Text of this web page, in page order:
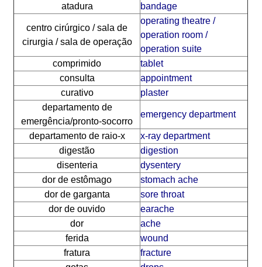
atadura
bandage
centro cirúrgico / sala de
cirurgia / sala de operação
operating theatre /
operation room /
operation suite
comprimido
tablet
consulta
appointment
curativo
plaster
departamento de
emergência/pronto-socorro
emergency department
departamento de raio-x
x-ray department
digestão
digestion
disenteria
dysentery
dor de estômago
stomach ache
dor de garganta
sore throat
dor de ouvido
earache
dor
ache
ferida
wound
fratura
fracture